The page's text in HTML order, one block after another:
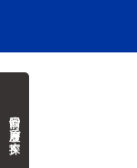
前回の履歴で探す